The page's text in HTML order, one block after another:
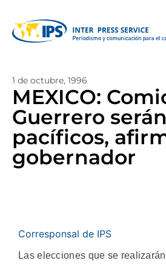
1 de octubre, 1996
MEXICO:
Guerrero serán
pacíficos,
gobernador
Corresponsal de IPS
Las elecciones que se